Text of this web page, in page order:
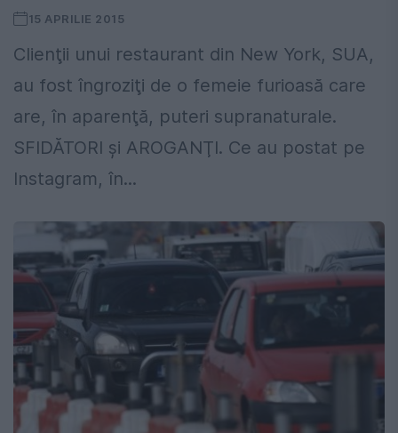
15 APRILIE 2015
Clienţii unui restaurant din New York, SUA,
au fost îngroziţi de o femeie furioasă care
are, în aparenţă, puteri supranaturale.
SFIDĂTORI şi AROGANŢI. Ce au postat pe
Instagram, în...